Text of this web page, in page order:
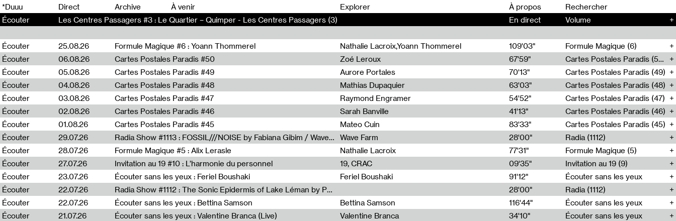
*Duuu Direct Archive À venir Explorer
À propos
Écouter
Les Centres Passagers #3 : Le Quartier – Quimper - Les Centres Passagers (3) En direct Volume +
Écouter 25.08.26 Formule Magique #6 : Yoann Thommerel Nathalie Lacroix,Yoann Thommerel 109'03"
Formule Magique (6)
Écouter
06.08.26 Cartes Postales Paradis #50 Zoé Leroux 67'59"
Cartes Postales Paradis (50)
Écouter
05.08.26 Cartes Postales Paradis #49 Aurore Portales 70'13"
Cartes Postales Paradis (49)
Écouter
04.08.26 Cartes Postales Paradis #48 Mathias Dupaquier 63'03"
Cartes Postales Paradis (48)
Écouter
03.08.26 Cartes Postales Paradis #47 Raymond Engramer 54'52"
Cartes Postales Paradis (47)
Écouter
02.08.26 Cartes Postales Paradis #46 Sarah Banville 41'13"
Cartes Postales Paradis (46)
Écouter
01.08.26 Cartes Postales Paradis #45 Mateo Cuin 83'33"
Cartes Postales Paradis (45)
Écouter
29.07.26 Radia Show #1113 : FOSSIL///NOISE by Fabiana Gibim / Wave Farm Wave Farm 28'00"
Radia (1112)
Écouter
28.07.26 Formule Magique #5 : Alix Lerasle Nathalie Lacroix 77'31"
Formule Magique (5)
Écouter
27.07.26 Invitation au 19 #10 : L’harmonie du personnel 19, CRAC 09'35"
Invitation au 19 (9)
Écouter
23.07.26 Écouter sans les yeux : Feriel Boushaki Feriel Boushaki 91'12"
Écouter sans les yeux
Écouter
22.07.26 Radia Show #1112 : The Sonic Epidermis of Lake Léman by Paul Courlet / Guest Slot 28'00"
Radia (1112)
Écouter
22.07.26 Écouter sans les yeux : Bettina Samson Bettina Samson 116'44"
Écouter sans les yeux
Écouter
21.07.26 Écouter sans les yeux : Valentine Branca (Live) Valentine Branca 34'10"
Écouter sans les yeux
00 00